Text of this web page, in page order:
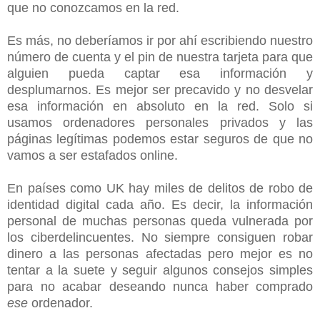
que no conozcamos en la red.
Es más, no deberíamos ir por ahí escribiendo nuestro
número de cuenta y el pin de nuestra tarjeta para que
alguien pueda captar esa información y
desplumarnos. Es mejor ser precavido y no desvelar
esa información en absoluto en la red. Solo si
usamos ordenadores personales privados y las
páginas legítimas podemos estar seguros de que no
vamos a ser estafados online.
En países como UK hay miles de delitos de robo de
identidad digital cada año. Es decir, la información
personal de muchas personas queda vulnerada por
los ciberdelincuentes. No siempre consiguen robar
dinero a las personas afectadas pero mejor es no
tentar a la suete y seguir algunos consejos simples
para no acabar deseando nunca haber comprado
ese ordenador.